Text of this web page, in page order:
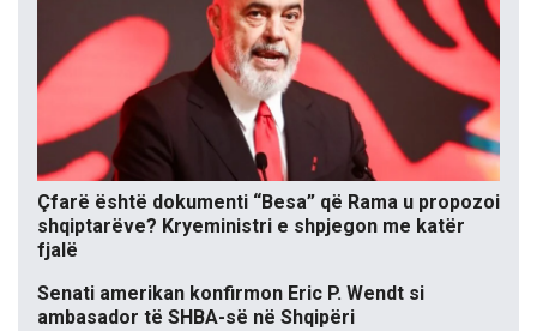
Çfarë është dokumenti “Besa” që Rama u propozoi
shqiptarëve? Kryeministri e shpjegon me katër
fjalë
Senati amerikan konfirmon Eric P. Wendt si
ambasador të SHBA-së në Shqipëri